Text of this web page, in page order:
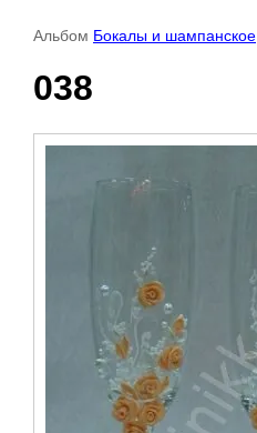
Альбом Бокалы и шампанское
038